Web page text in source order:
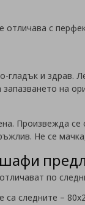
отличава с
гладък и здрав.
на
Произвежда
Не се
по
са следните –